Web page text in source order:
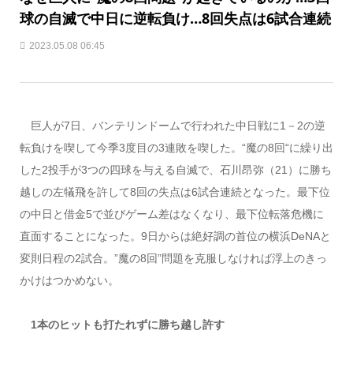
球の自滅で中日に逆転負け…8回失点は6試合連続
2023.05.08 06:45
巨人が7日、バンテリンドームで行われた中日戦に1－2の逆
転負けを喫して今季3度目の3連敗を喫した。“魔の8回“に繰り出
した2投手が3つの四球を与える自滅で、石川昂弥（21）に勝ち
越しの左犠飛を許して8回の失点は6試合連続となった。最下位
の中日と借金5で並びゲーム差はなくなり、最下位転落危機に
直面することになった。9日からは絶好調の首位の横浜DeNAと
変則日程の2試合。”魔の8回”問題を克服しなければ浮上のきっ
かけはつかめない。
1本のヒットも打たれずに勝ち越し許す